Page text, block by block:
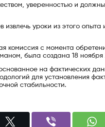
уверенностью и
уроки из этого
комиссия с момента
была создана 18
на фактических
для установления
стабильности.